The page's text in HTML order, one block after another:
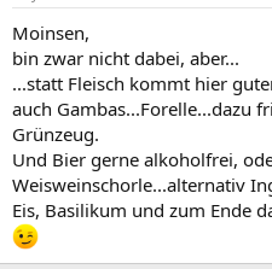
Moinsen,
bin zwar nicht dabei, aber...
...statt Fleisch kommt hier
auch Gambas...Forelle...dazu
Grünzeug.
Und Bier gerne alkoholfrei,
Weisweinschorle...alternativ
Eis, Basilikum und zum Ende